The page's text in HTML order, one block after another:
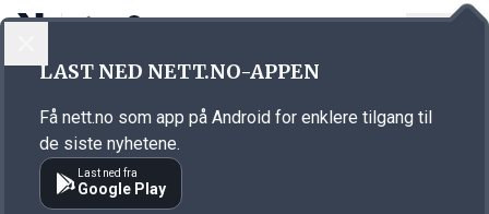
Annonsørinnhold
LAST NED NETT.NO-APPEN
Få nett.no som app på Android for enklere tilgang til
de siste nyhetene.
Last ned fra
Google Play